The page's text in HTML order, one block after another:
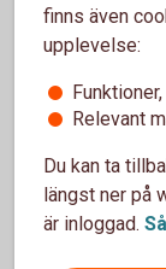
Behöver ni
landet. Du
och aktiebok.
finns även
upplevelse:
Relevant
Du kan ta
längst ner på
är inloggad.